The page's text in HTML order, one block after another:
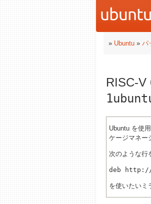
» Ubuntu » パ
RISC-V
Ubuntu を使
ケージマネー
次のような行
deb
を使いたいミ